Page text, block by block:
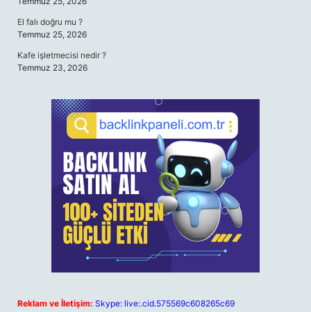
El falı doğru mu ?
Temmuz 25, 2026
Kafe işletmecisi nedir ?
Temmuz 23, 2026
Reklam ve İletişim: Skype: live:.cid.575569c608265c69